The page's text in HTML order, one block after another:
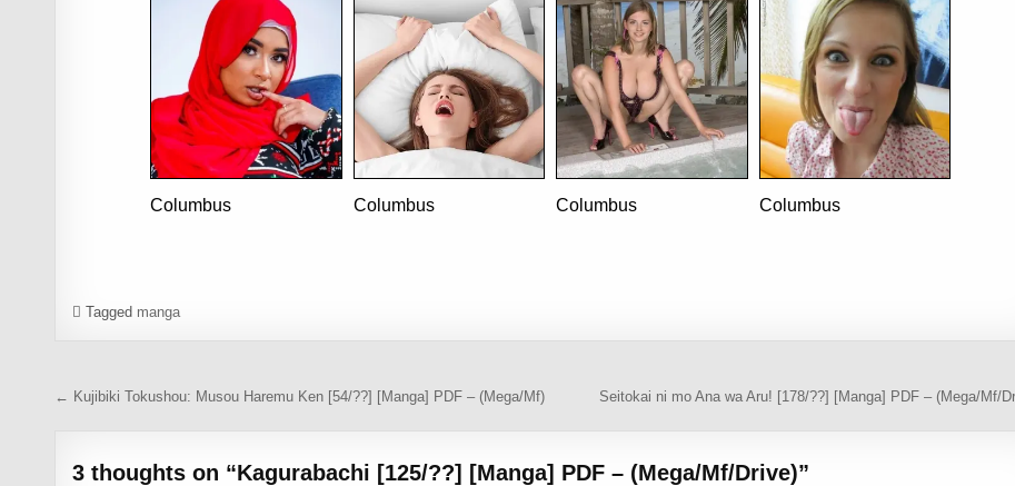
Columbus Columbus Columbus Columbus
Tagged manga
Navegación de entradas
← Kujibiki Tokushou: Musou Haremu Ken [54/??] [Manga] PDF – (Mega/Mf) Seitokai ni mo Ana wa Aru! [178/??] [Manga] PDF – (Mega/Mf/
3 thoughts on “Kagurabachi [125/??] [Manga] PDF – (Mega/Mf/Drive)”